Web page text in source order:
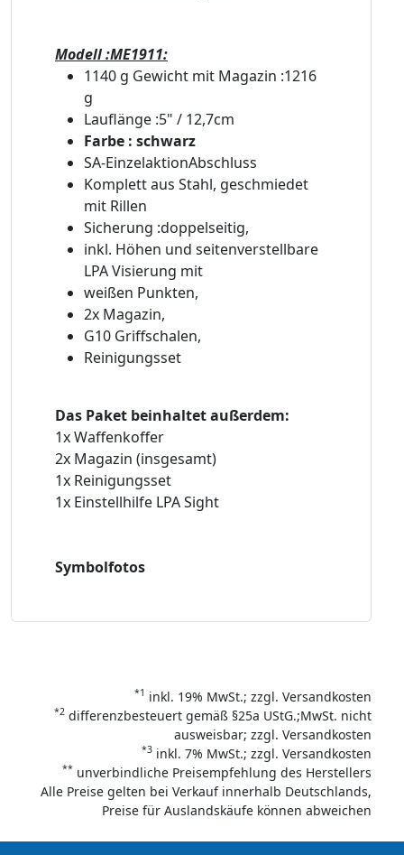
Modell :ME1911:
1140 g Gewicht mit Magazin :1216
g
Lauflänge :5" / 12,7cm
Farbe : schwarz
SA-EinzelaktionAbschluss
Komplett aus Stahl, geschmiedet
mit Rillen
Sicherung :doppelseitig,
inkl. Höhen und seitenverstellbare
LPA Visierung mit
weißen Punkten,
2x Magazin,
G10 Griffschalen,
Reinigungsset
Das Paket beinhaltet außerdem:
1x Waffenkoffer
2x Magazin (insgesamt)
1x Reinigungsset
1x Einstellhilfe LPA Sight
Symbolfotos
*1 inkl. 19% MwSt.; zzgl. Versandkosten
*2 differenzbesteuert gemäß §25a UStG.;MwSt. nicht
ausweisbar; zzgl. Versandkosten
*3 inkl. 7% MwSt.; zzgl. Versandkosten
** unverbindliche Preisempfehlung des Herstellers
Alle Preise gelten bei Verkauf innerhalb Deutschlands,
Preise für Auslandskäufe können abweichen